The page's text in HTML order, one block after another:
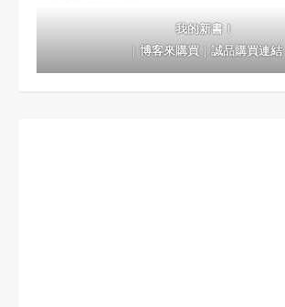
我的新書！
｜博客來購買｜誠品購買連結